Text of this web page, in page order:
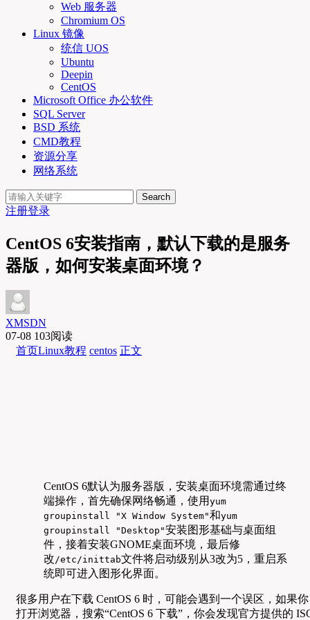
Web 服务器
Chromium OS
Linux 镜像
统信 UOS
Ubuntu
Deepin
CentOS
Microsoft Office 办公软件
SQL Server
BSD 系统
CMD教程
资源分享
网络系统
Search
注册登录
CentOS 6安装指南，默认下载的是服务
器版，如何安装桌面环境？
XMSDN
07-08 103阅读
首页Linux教程 centos 正文
CentOS 6默认为服务器版，安装桌面环境需通过终
端操作，首先确保网络畅通，使用 yum
groupinstall "X Window System"和yum
groupinstall "Desktop"安装图形基础与桌面组
件，接着安装GNOME桌面环境，最后修
改/etc/inittab文件将启动级别从3改为5，重启系
统即可进入图形化界面。
很多用户在下载 CentOS 6 时，可能会遇到一个误区，如果你
打开浏览器，搜索“CentOS 6 下载”，你会发现官方提供的